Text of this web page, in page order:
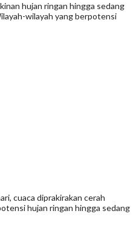
hujan ringan hingga sedang
wilayah yang berpotensi
cuaca diprakirakan cerah
hujan ringan hingga sedang